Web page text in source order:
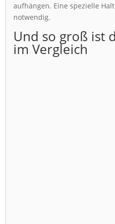
aufhängen. Eine spezielle
notwendig.
Und so groß ist
im Vergleich